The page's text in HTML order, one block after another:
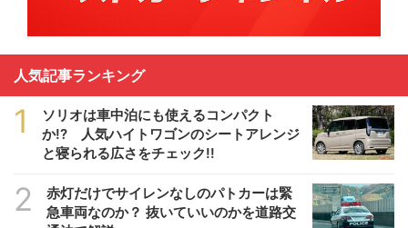
人気記事ランキング
1
ソリオは車中泊にも使えるコンパクト
か!? 人気ハイトワゴンのシートアレンジ
と寝られる広さをチェック!!
2
赤灯だけでサイレンなしのパトカーは緊
急車両なのか？ 抜いていいのかを道路交